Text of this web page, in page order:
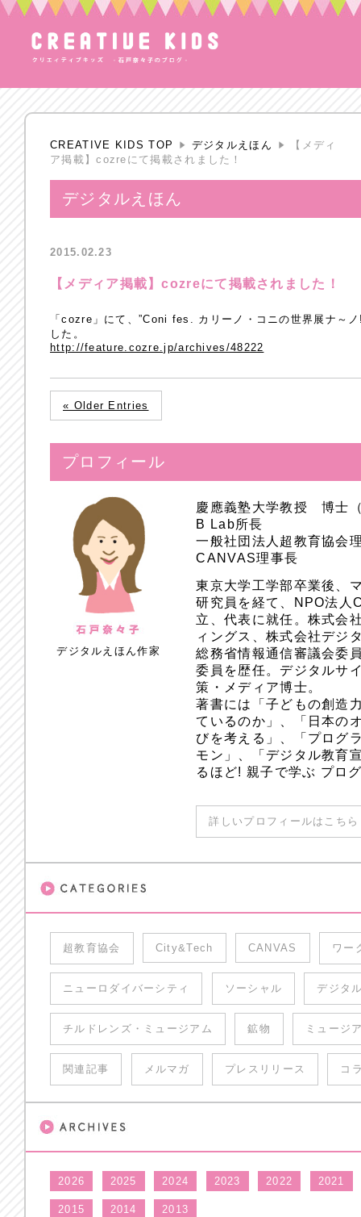
CREATIVE KIDS TOP デジタルえほん
【メディ
ア掲載】cozreにて掲載されました！
デジタルえほん
2015.02.23
【メディア掲載】cozreにて掲載されました！
「cozre」にて、”Coni fes. カリーノ・コニの世界展ナ～
した。
http://feature.cozre.jp/archives/48222
« Older Entries
プロフィール
デジタルえほん作家
慶應義塾大学教授 博士
B Lab所長
一般社団法人超教育協会
CANVAS理事長
東京大学工学部卒業後、
研究員を経て、NPO法人
立、代表に就任。株式会
ィングス、株式会社デジ
総務省情報通信審議会委
委員を歴任。デジタルサ
策・メディア博士。
著書には「子どもの創造
ているのか」、「日本の
びを考える」、「プログ
モン」、「デジタル教育
るほど! 親子で学ぶ プロ
詳しいプロフィールはこち
超教育協会 City&Tech CANVAS ワー
ニューロダイバーシティ ソーシャル デジタ
チルドレンズ・ミュージアム 鉱物 ミュージ
関連記事 メルマガ プレスリリース コ
2026 2025 2024 2023 2022 2021
2015 2014 2013